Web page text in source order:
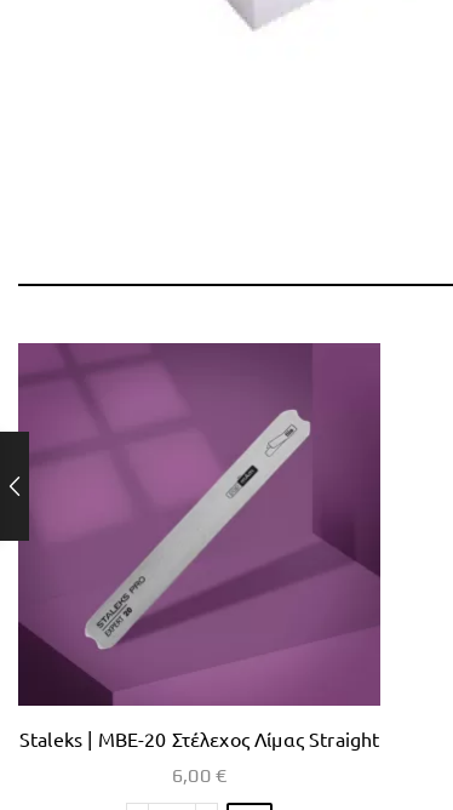
Staleks | MBE-20 Στέλεχος Λίμας Straight
6,00 €